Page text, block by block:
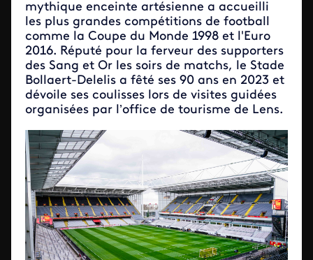
mythique enceinte artésienne a accueilli
les plus grandes compétitions de football
comme la Coupe du Monde 1998 et l'Euro
2016. Réputé pour la ferveur des supporters
des Sang et Or les soirs de matchs, le Stade
Bollaert-Delelis a fêté ses 90 ans en 2023 et
dévoile ses coulisses lors de visites guidées
organisées par l’office de tourisme de Lens.